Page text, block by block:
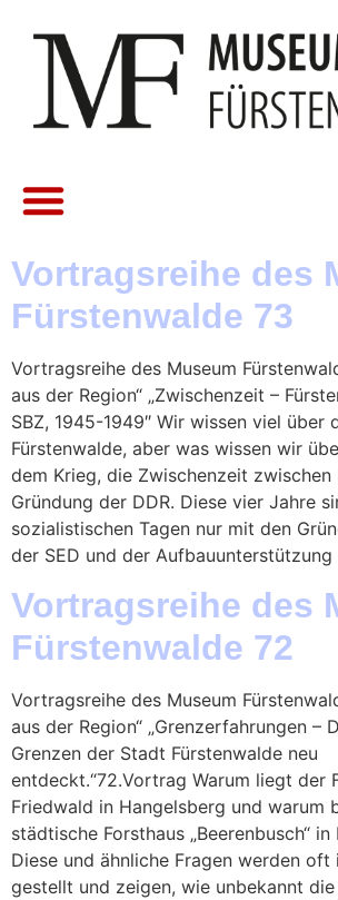
Vortragsreihe des
Fürstenwalde 73
Vortragsreihe des Museum
aus der Region“ „Zwischenzeit –
SBZ, 1945-1949″ Wir wissen viel über
Fürstenwalde, aber was wissen wir
dem Krieg, die Zwischenzeit zwischen
Gründung der DDR. Diese vier Jahre
sozialistischen Tagen nur mit den
der SED und der
Vortragsreihe des
Fürstenwalde 72
Vortragsreihe des Museum
aus der Region“ „Grenzerfahrungen –
Grenzen der Stadt Fürstenwalde neu
entdeckt.“72.Vortrag Warum liegt der
Friedwald in Hangelsberg und warum
städtische Forsthaus „Beerenbusch“
Diese und ähnliche Fragen werden oft
gestellt und zeigen, wie unbekannt